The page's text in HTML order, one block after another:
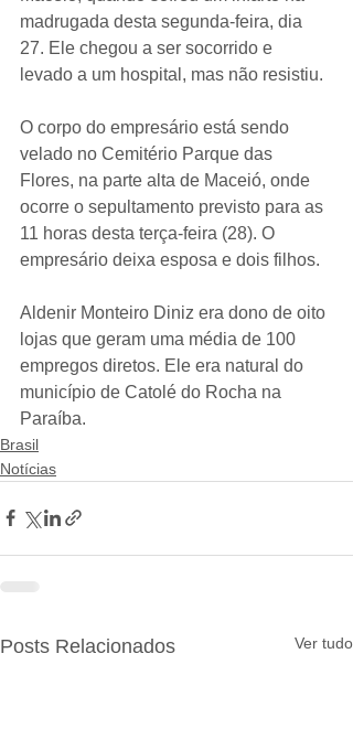
madrugada desta segunda-feira, dia
27. Ele chegou a ser socorrido e
levado a um hospital, mas não resistiu.
O corpo do empresário está sendo
velado no Cemitério Parque das
Flores, na parte alta de Maceió, onde
ocorre o sepultamento previsto para as
11 horas desta terça-feira (28). O
empresário deixa esposa e dois filhos.
Aldenir Monteiro Diniz era dono de oito
lojas que geram uma média de 100
empregos diretos. Ele era natural do
município de Catolé do Rocha na
Paraíba.
Brasil
Notícias
Posts Relacionados Ver tudo